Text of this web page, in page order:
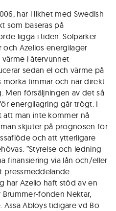
har i likhet med Swedish
som baseras på
ligga i tiden. Solparker
och Azelios energilager
i återvunnet
sedan el och värme på
timmar och när direkt
Men försäljningen av det så
energilagring går trögt. I
man inte kommer nå
skjuter på prognosen för
och att ytterligare
”Styrelse och ledning
finansiering via lån och/eller
pressmeddelande.
har Azelio haft stöd av en
Brummer-fonden Nektar,
Assa Abloys tidigare vd Bo